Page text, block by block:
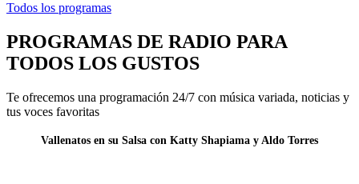
Todos los programas
PROGRAMAS DE RADIO PARA
TODOS LOS GUSTOS
Te ofrecemos una programación 24/7 con música variada, noticias y
tus voces favoritas
Vallenatos en su Salsa con Katty Shapiama y Aldo Torres